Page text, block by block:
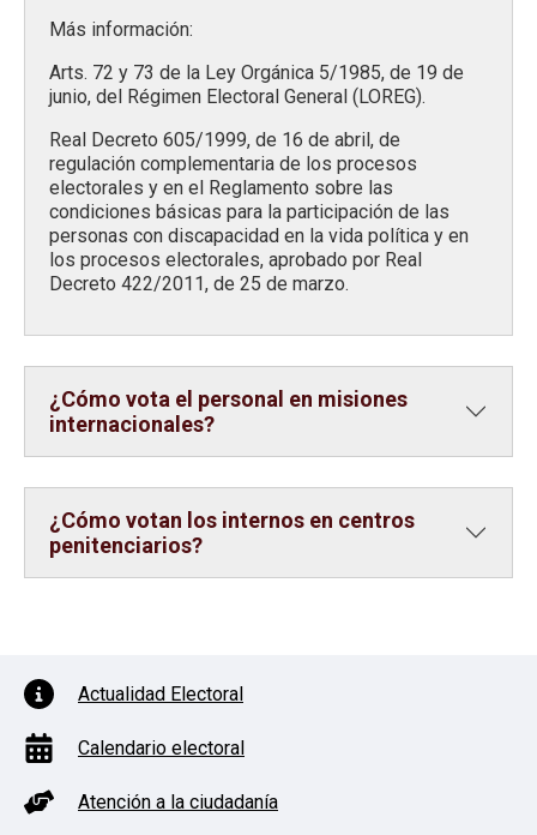
Más información:
Arts. 72 y 73 de la Ley Orgánica 5/1985, de 19 de
junio, del Régimen Electoral General (LOREG).
Real Decreto 605/1999, de 16 de abril, de
regulación complementaria de los procesos
electorales y en el Reglamento sobre las
condiciones básicas para la participación de las
personas con discapacidad en la vida política y en
los procesos electorales, aprobado por Real
Decreto 422/2011, de 25 de marzo.
¿Cómo vota el personal en misiones
internacionales?
¿Cómo votan los internos en centros
penitenciarios?
PIE DE PÁGINA CON ICONOS
Actualidad Electoral
Calendario electoral
Atención a la ciudadanía